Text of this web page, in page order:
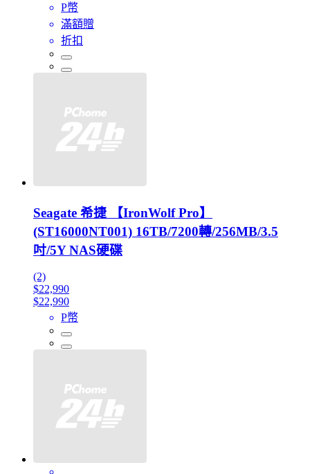
P幣
滿額贈
折扣
Seagate 希捷 【IronWolf Pro】
(ST16000NT001) 16TB/7200轉/256MB/3.5
吋/5Y NAS硬碟
(2)
$22,990
$22,990
P幣